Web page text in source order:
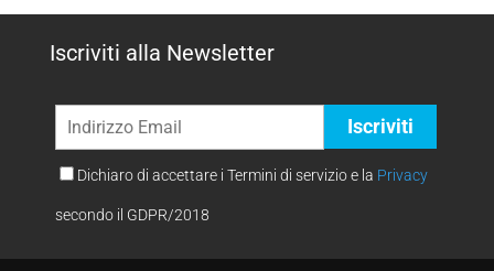
Iscriviti alla Newsletter
Dichiaro di accettare i Termini di servizio e la Privacy
secondo il GDPR/2018